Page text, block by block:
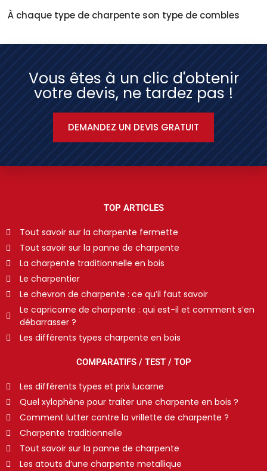
À chaque type de charpente son type de combles
Vous êtes à un clic d'obtenir
votre devis, ne tardez pas !
DEMANDEZ UN DEVIS GRATUIT
TOP ARTICLES
Tout savoir sur la charpente fermette
Tout savoir sur la panne de charpente
La charpente traditionnelle en bois
Le charpentier
Le chevron de charpente : ce qu’il faut savoir
Le capricorne de charpente : qui est-il et comment s’en
débarrasser ?
Les différents types charpente en bois
COMPARATIFS / TEST / TOP
Les différents types et prix lucarne
Quel xylophène pour traiter une charpente en bois ?
Comment lutter contre la vrillette de charpente ?
Charpente traditionnelle
Tout savoir sur la panne de charpente
Les atouts d’une charpente metallique